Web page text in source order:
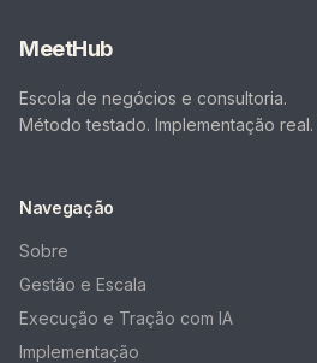
MeetHub
Escola de negócios e consultoria.
Método testado. Implementação real.
Navegação
Sobre
Gestão e Escala
Execução e Tração com IA
Implementação